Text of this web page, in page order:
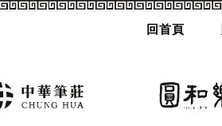
回首頁